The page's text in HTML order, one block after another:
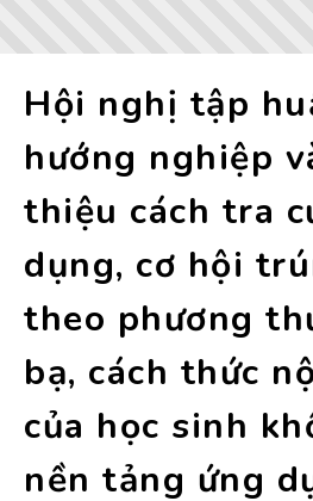
Hội nghị tập
hướng nghiệp
thiệu cách tra
dụng, cơ hội
theo phương
bạ, cách thức
của học sinh
nền tảng ứng